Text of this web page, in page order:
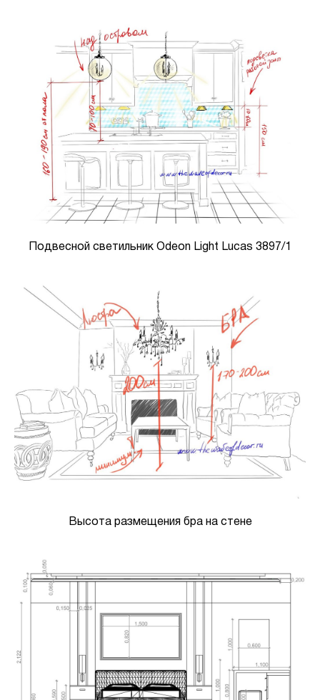
Подвесной светильник Odeon Light Lucas 3897/1
Высота размещения бра на стене